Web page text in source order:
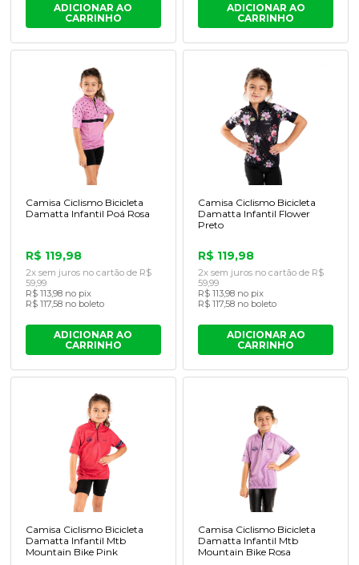
ADICIONAR AO
CARRINHO
ADICIONAR AO
CARRINHO
Camisa Ciclismo Bicicleta
Damatta Infantil Poá Rosa
R$ 119,98
2x sem juros no cartão de R$
59,99
R$ 113,98 no pix
R$ 117,58 no boleto
ADICIONAR AO
CARRINHO
Camisa Ciclismo Bicicleta
Damatta Infantil Flower
Preto
R$ 119,98
2x sem juros no cartão de R$
59,99
R$ 113,98 no pix
R$ 117,58 no boleto
ADICIONAR AO
CARRINHO
Camisa Ciclismo Bicicleta
Damatta Infantil Mtb
Mountain Bike Pink
Camisa Ciclismo Bicicleta
Damatta Infantil Mtb
Mountain Bike Rosa